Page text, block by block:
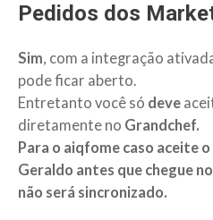
Pedidos dos
Sim, com a integração
pode ficar aberto.
Entretanto você só deve
diretamente no Grandchef.
Para o aiqfome caso aceite
Geraldo antes que chegue
não será sincronizado.